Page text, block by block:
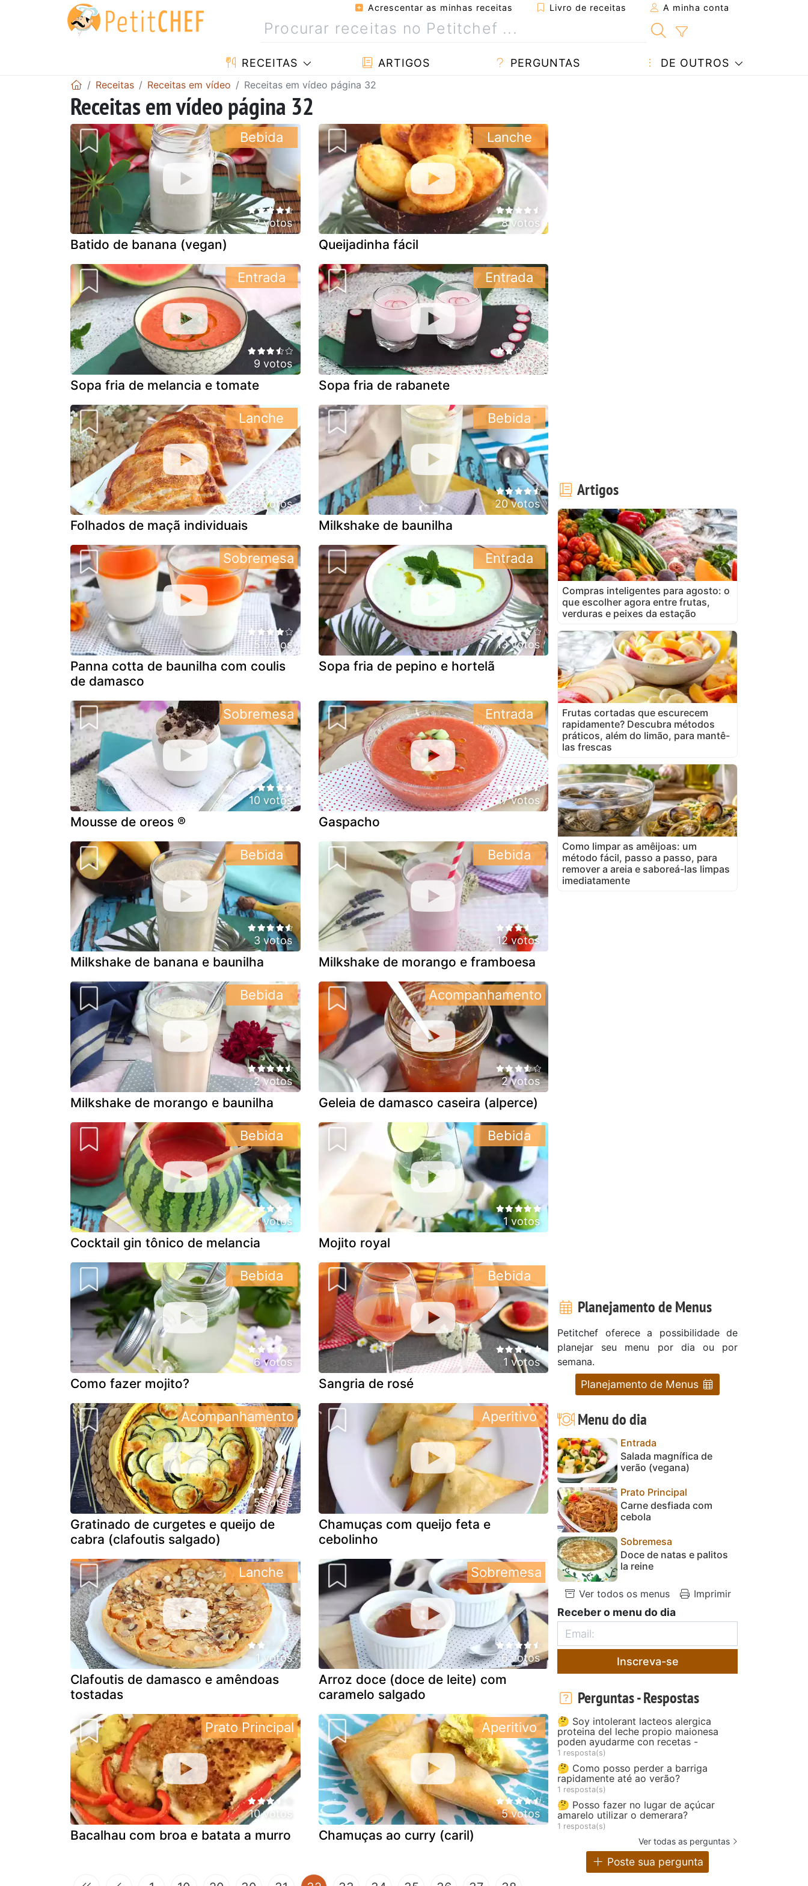
Acrescentar as minhas receitas Livro de receitas A minha conta
RECEITAS ARTIGOS PERGUNTAS DE OUTROS
Receitas Receitas em vídeo Receitas em vídeo página 32
Receitas em vídeo página 32
2 votos
Batido de banana (vegan)
Bebida
8 votos
Queijadinha fácil
Lanche
9 votos
Sopa fria de melancia e tomate
Entrada
1 votos
Sopa fria de rabanete
Entrada
9 votos
Folhados de maçã individuais
Lanche
20 votos
Milkshake de baunilha
Bebida
5 votos
Panna cotta de baunilha com coulis
de damasco
Sobremesa
13 votos
Sopa fria de pepino e hortelã
Entrada
10 votos
Mousse de oreos ®
Sobremesa
17 votos
Gaspacho
Entrada
3 votos
Milkshake de banana e baunilha
Bebida
12 votos
Milkshake de morango e framboesa
Bebida
2 votos
Milkshake de morango e baunilha
Bebida
2 votos
Geleia de damasco caseira (alperce)
Acompanhamento
4 votos
Cocktail gin tônico de melancia
Bebida
1 votos
Mojito royal
Bebida
6 votos
Como fazer mojito?
Bebida
1 votos
Sangria de rosé
Bebida
5 votos
Gratinado de curgetes e queijo de
cabra (clafoutis salgado)
Acompanhamento
Chamuças com queijo feta e
cebolinho
Aperitivo
1 votos
Clafoutis de damasco e amêndoas
tostadas
Lanche
6 votos
Arroz doce (doce de leite) com
caramelo salgado
Sobremesa
10 votos
Bacalhau com broa e batata a murro
Prato Principal
5 votos
Chamuças ao curry (caril)
Aperitivo
Artigos
Compras inteligentes para agosto: o
que escolher agora entre frutas,
verduras e peixes da estação
Frutas cortadas que escurecem
rapidamente? Descubra métodos
práticos, além do limão, para mantê-
las frescas
Como limpar as amêijoas: um
método fácil, passo a passo, para
remover a areia e saboreá-las limpas
imediatamente
Planejamento de Menus
Petitchef oferece a possibilidade de
planejar seu menu por dia ou por
semana.
Planejamento de Menus
Menu do dia
Entrada
Salada magnífica de
verão (vegana)
Prato Principal
Carne desfiada com
cebola
Sobremesa
Doce de natas e palitos
la reine
Ver todos os menus Imprimir
Receber o menu do dia
Inscreva-se
Perguntas - Respostas
🤔 Soy intolerant lacteos alergica
proteina del leche propio maionesa
poden ayudarme con recetas -
1 resposta(s)
🤔 Como posso perder a barriga
rapidamente até ao verão?
1 resposta(s)
🤔 Posso fazer no lugar de açúcar
amarelo utilizar o demerara?
1 resposta(s)
Ver todas as perguntas
Poste sua pergunta